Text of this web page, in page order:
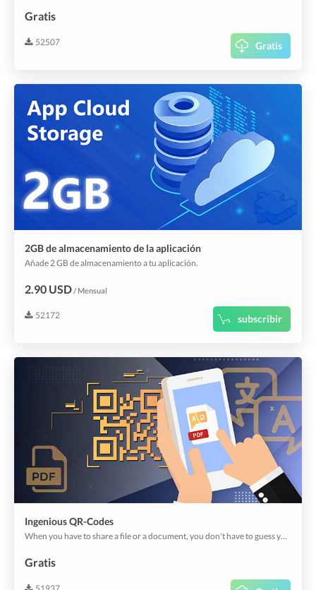
Gratis
52507 Gratis
2GB de almacenamiento de la aplicación
Añade 2 GB de almacenamiento a tu aplicación.
2.90 USD/ Mensual
52172 subscribir
Ingenious QR-Codes
When you have to share a file or a document, you don't have to guess your clients' preferred languages, or let them look for translators either; the Ingenious QR Codes delivers your files and documents in their device languages.
Gratis